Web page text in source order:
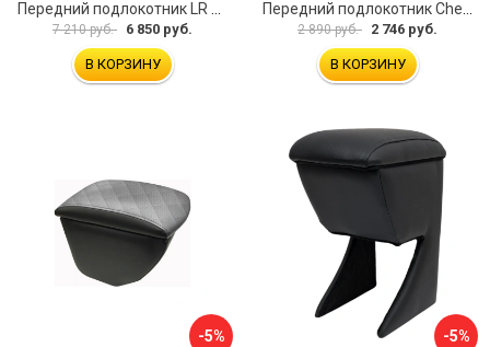
7 210 руб. 6 850 руб.
В КОРЗИНУ
2 890 руб. 2 746 руб.
В КОРЗИНУ
-5% -5%